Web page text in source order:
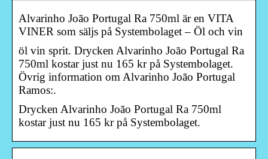
Alvarinho João Portugal Ra 750ml är en VITA
VINER som säljs på Systembolaget – Öl och vin
öl vin sprit. Drycken Alvarinho João Portugal Ra
750ml kostar just nu 165 kr på Systembolaget.
Övrig information om Alvarinho João Portugal
Ramos:.
Drycken Alvarinho João Portugal Ra 750ml
kostar just nu 165 kr på Systembolaget.